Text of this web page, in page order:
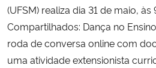
Ministério da Ciência, Tecnologia, Inovações
Ministério do Meio Ambiente
(UFSM) realiza dia 31 de maio,
Compartilhados: Dança no
roda de conversa online com
uma atividade extensionista